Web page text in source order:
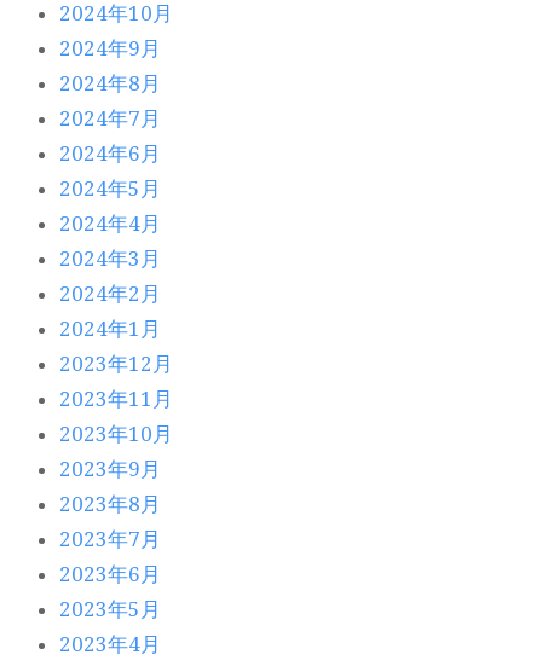
2024年10月
2024年9月
2024年8月
2024年7月
2024年6月
2024年5月
2024年4月
2024年3月
2024年2月
2024年1月
2023年12月
2023年11月
2023年10月
2023年9月
2023年8月
2023年7月
2023年6月
2023年5月
2023年4月